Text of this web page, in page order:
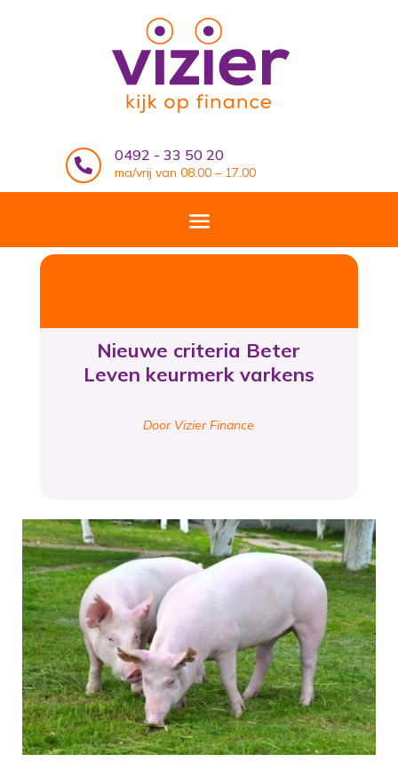

0492 - 33 50 20
ma/vrij van 08.00 – 17.00
Nieuwe criteria Beter
Leven keurmerk varkens
Door Vizier Finance